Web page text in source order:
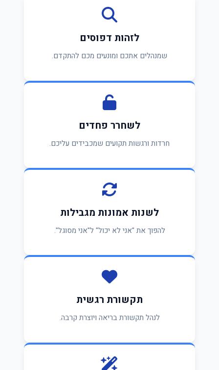
לזהות דפוסים
שמנהלים אתכם ומונעים מכם להתקדם.
לשחרר פחדים
חרדות ורגשות תקועים שמכבידים עליכם.
לשנות אמונות מגבילות
להפוך את "אני לא יכול" ל"אני מסוגל".
תקשורת רגשית
לנהל תקשורת בריאה ויוצרת קרבה.